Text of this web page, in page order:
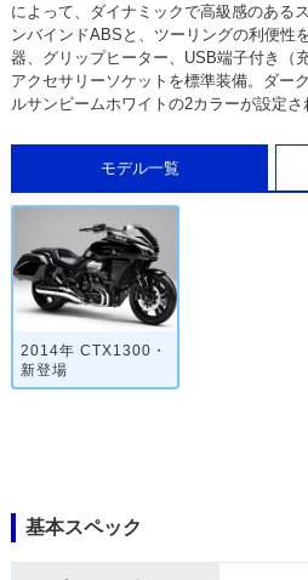
によって、ダイナミックで高級感のある
ンバインドABSと、ツーリングの利便性
器、グリップヒーター、USB端子付き（
アクセサリーソケットを標準装備。ダー
ルサンビームホワイトの2カラーが設定さ
モデル一覧
2014年 CTX1300・
新登場
基本スペック